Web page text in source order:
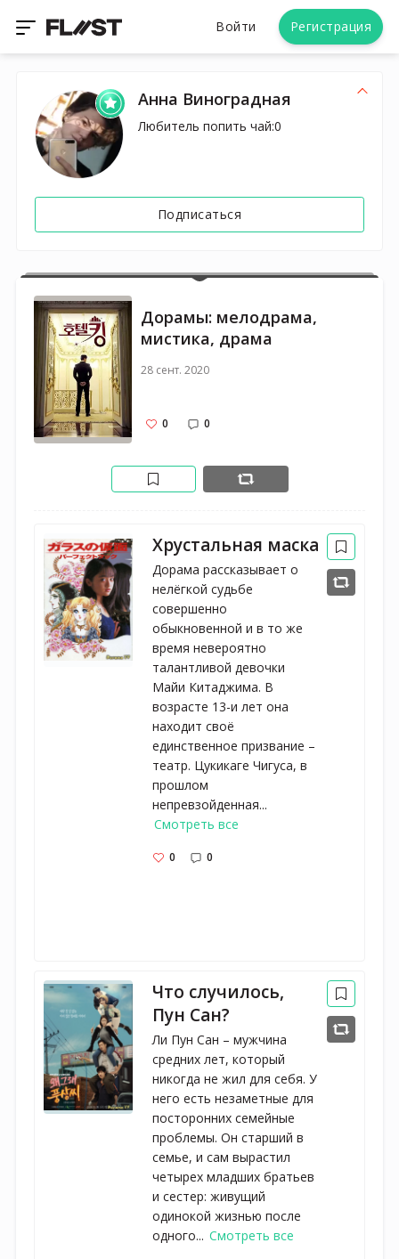
Войти Регистрация
Анна Виноградная
Любитель попить чай:0
Подписаться
Дорамы: мелодрама,
мистика, драма
28 сент. 2020
0 0
Хрустальная маска
Дорама рассказывает о
нелёгкой судьбе
совершенно
обыкновенной и в то же
время невероятно
талантливой девочки
Майи Китаджима. В
возрасте 13-и лет она
находит своё
единственное призвание –
театр. Цукикаге Чигуса, в
прошлом
непревзойденная...
Смотреть все
0 0
Что случилось,
Пун Сан?
Ли Пун Сан – мужчина
средних лет, который
никогда не жил для себя. У
него есть незаметные для
посторонних семейные
проблемы. Он старший в
семье, и сам вырастил
четырех младших братьев
и сестер: живущий
одинокой жизнью после
одного... Смотреть все